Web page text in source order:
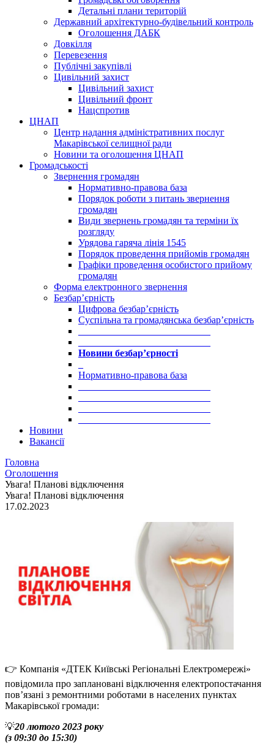
Детальні плани територій
Державний архітектурно-будівельний контроль
Оголошення ДАБК
Довкілля
Перевезення
Публічні закупівлі
Цивільний захист
Цивільний захист
Цивільний фронт
Нацспротив
ЦНАП
Центр надання адміністративних послуг
Макарівської селищної ради
Новини та оголошення ЦНАП
Громадськості
Звернення громадян
Нормативно-правова база
Порядок роботи з питань звернення
громадян
Види звернень громадян та терміни їх
розгляду
Урядова гаряча лінія 1545
Порядок проведення прийомів громадян
Графіки проведення особистого прийому
громадян
Форма електронного звернення
Безбар’єрність
Цифрова безбар’єрність
Суспільна та громадянська безбар’єрність
Новини безбар’єрності
Нормативно-правова база
Новини
Вакансії
Головна
Оголошення
Увага! Планові відключення
Увага! Планові відключення
17.02.2023
👉 Компанія «ДТЕК Київські Регіональні Електромережі»
повідомила про заплановані відключення електропостачання
пов’язані з ремонтними роботами в населених пунктах
Макарівської громади:
💡20 лютого 2023 року
(з 09:30 до 15:30)